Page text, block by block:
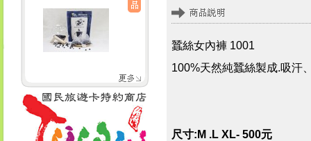
蠶絲女內褲 1001
100%天然純蠶絲製成.吸汗
尺寸:M .L XL- 500元